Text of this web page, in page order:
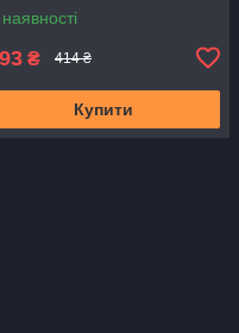
₴ 414 ₴
Купити